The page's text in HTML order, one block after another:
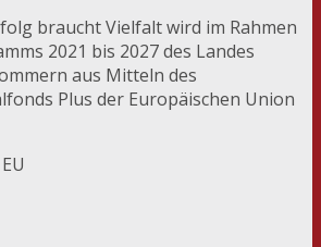
braucht Vielfalt wird im Rahmen
2021 bis 2027 des Landes
aus Mitteln des
Plus der Europäischen Union